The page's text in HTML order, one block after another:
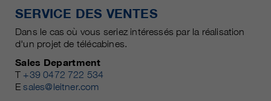
SERVICE DES VENTES
Dans le cas où vous seriez intéressés par la réalisation
d'un projet de télécabines.
Sales Department
T +39 0472 722 534
Esales@leitner.com